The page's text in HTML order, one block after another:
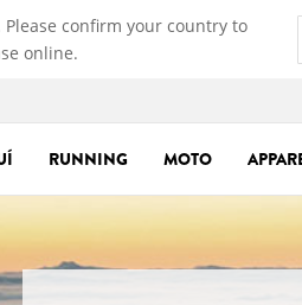
confirm your country to
online.
RUNNING MOTO